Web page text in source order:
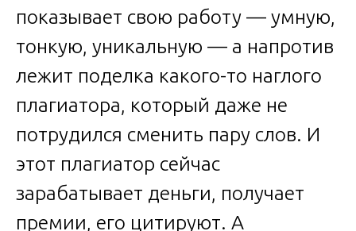
показывает свою работу — умную,
тонкую, уникальную — а напротив
лежит поделка какого-то наглого
плагиатора, который даже не
потрудился сменить пару слов. И
этот плагиатор сейчас
зарабатывает деньги, получает
премии, его цитируют. А